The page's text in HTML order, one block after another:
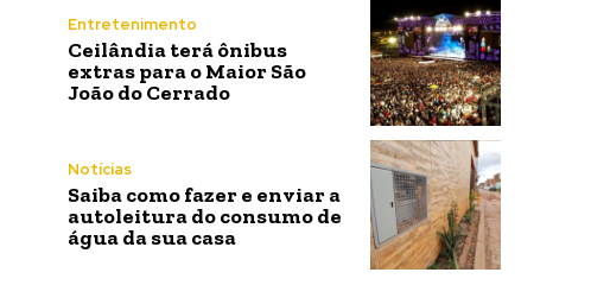
Entretenimento
Ceilândia terá ônibus
extras para o Maior São
João do Cerrado
Notícias
Saiba como fazer e enviar a
autoleitura do consumo de
água da sua casa